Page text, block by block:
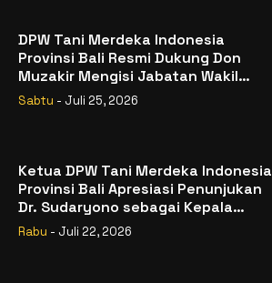
DPW Tani Merdeka Indonesia
Provinsi Bali Resmi Dukung Don
Muzakir Mengisi Jabatan Wakil
Menteri Pertanian RI
Sabtu - Juli 25, 2026
Ketua DPW Tani Merdeka Indonesia
Provinsi Bali Apresiasi Penunjukan
Dr. Sudaryono sebagai Kepala
Badan Gizi Nasional
Rabu - Juli 22, 2026